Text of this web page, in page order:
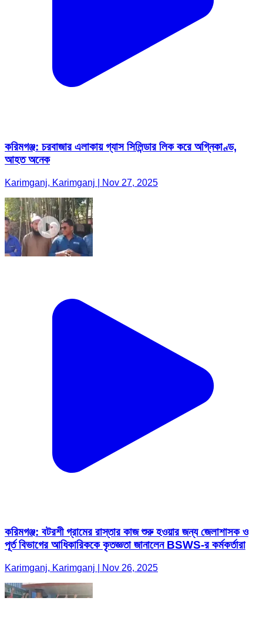
করিমগঞ্জ: চরবাজার এলাকায় গ্যাস সিলিন্ডার লিক করে অগ্নিকাণ্ড,
আহত অনেক
Karimganj, Karimganj | Nov 27, 2025
করিমগঞ্জ: বটরশী গ্রামের রাস্তার কাজ শুরু হওয়ার জন্য জেলাশাসক ও
পূর্ত বিভাগের আধিকারিককে কৃতজ্ঞতা জানালেন BSWS-র কর্মকর্তারা
Karimganj, Karimganj | Nov 26, 2025